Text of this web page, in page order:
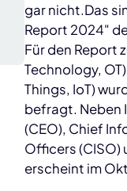
gar nicht.Das
Report 2024"
Für den Report
Technology,
Things, IoT)
befragt. Neben
(CEO), Chief
Officers (CISO)
erscheint im